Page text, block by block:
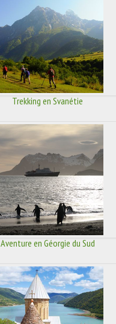
Trekking en Svanétie
Aventure en Géorgie du Sud